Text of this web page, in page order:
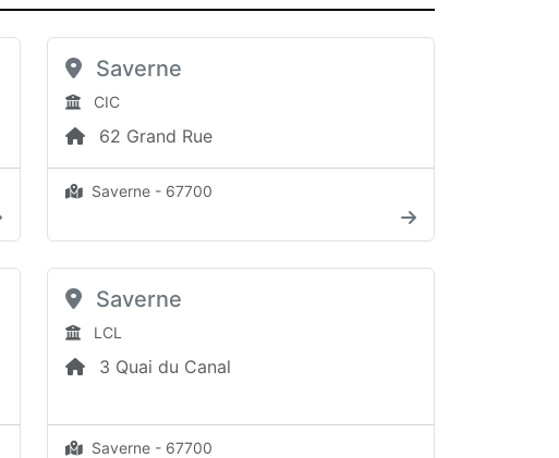
Saverne
CIC
62 Grand Rue
Saverne - 67700
Saverne
LCL
3 Quai du Canal
Saverne - 67700